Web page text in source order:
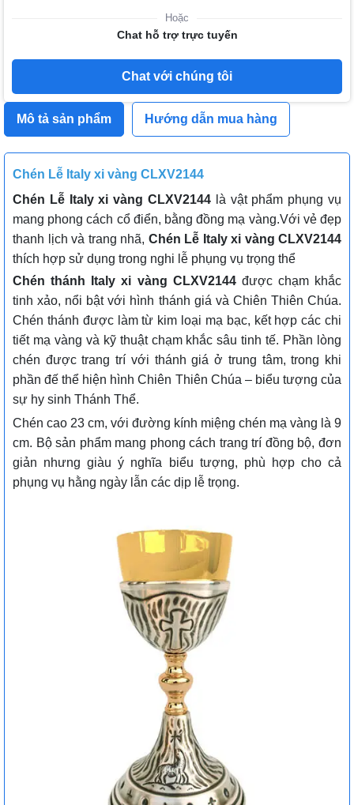
Hoặc
Chat hỗ trợ trực tuyến
Chat với chúng tôi
Mô tả sản phẩm Hướng dẫn mua hàng
Chén Lễ Italy xi vàng CLXV2144
Chén Lễ Italy xi vàng CLXV2144 à vật phẩm phụng vụ
mang phong cách cổ điển, bằng đồng mạ vàng.Với vẻ đẹp
thanh lịch và trang nhã, Chén Lễ Italy xi vàng CLXV2144
thích hợp sử dụng trong nghi lễ phụng vụ trọng thể
Chén thánh Italy xi vàng CLXV2144được chạm khắc
tinh xảo, nổi bật với hình thánh giá và Chiên Thiên Chúa.
Chén thánh được làm từ kim loại mạ bạc, kết hợp các chi
tiết mạ vàng và kỹ thuật chạm khắc sâu tinh tế. Phần lòng
chén được trang trí với thánh giá ở trung tâm, trong khi
phần đế thể hiện hình Chiên Thiên Chúa – biểu tượng của
sự hy sinh Thánh Thể.
Chén cao 23 cm, với đường kính miệng chén mạ vàng là 9
cm. Bộ sản phẩm mang phong cách trang trí đồng bộ, đơn
giản nhưng giàu ý nghĩa biểu tượng, phù hợp cho cả
phụng vụ hằng ngày lẫn các dịp lễ trọng.